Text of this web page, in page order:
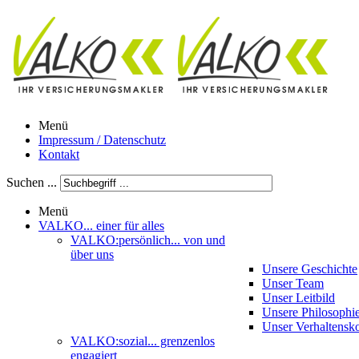
Menü
Impressum / Datenschutz
Kontakt
Suchen ...
Menü
VALKO... einer für alles
VALKO:persönlich... von und
über uns
Unsere Geschichte
Unser Team
Unser Leitbild
Unsere
Unser
VALKO:sozial... grenzenlos
engagiert